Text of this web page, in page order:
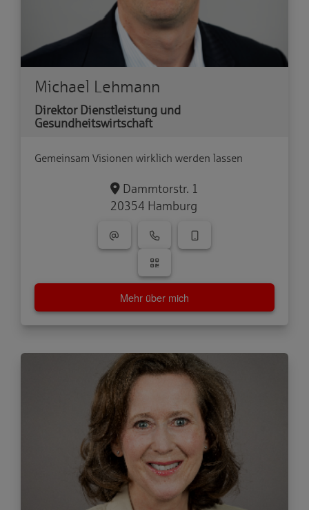
Michael Lehmann
Direktor Dienstleistung und
Gesundheitswirtschaft
Gemeinsam Visionen wirklich werden lassen
Dammtorstr. 1
20354 Hamburg
Mehr über mich